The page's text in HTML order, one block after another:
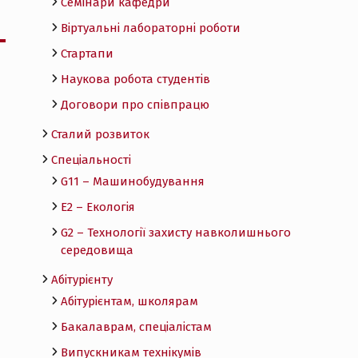
Віртуальні лабораторні роботи
Стартапи
Наукова робота студентів
Договори про співпрацю
Сталий розвиток
Спеціальності
G11 – Машинобудування
E2 – Екологія
G2 – Технології захисту навколишнього
середовища
Абітурієнту
Абітурієнтам, школярам
Бакалаврам, спеціалістам
Випускникам технікумів